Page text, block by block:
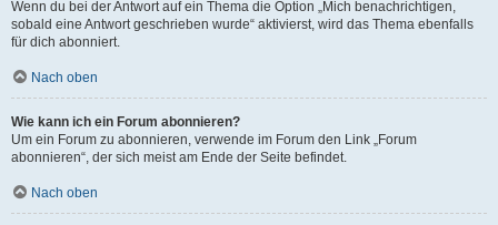
Wenn du bei der Antwort auf ein Thema die Option „Mich benachrichtigen,
sobald eine Antwort geschrieben wurde“ aktivierst, wird das Thema ebenfalls
für dich abonniert.
Nach oben
Wie kann ich ein Forum abonnieren?
Um ein Forum zu abonnieren, verwende im Forum den Link „Forum
abonnieren“, der sich meist am Ende der Seite befindet.
Nach oben